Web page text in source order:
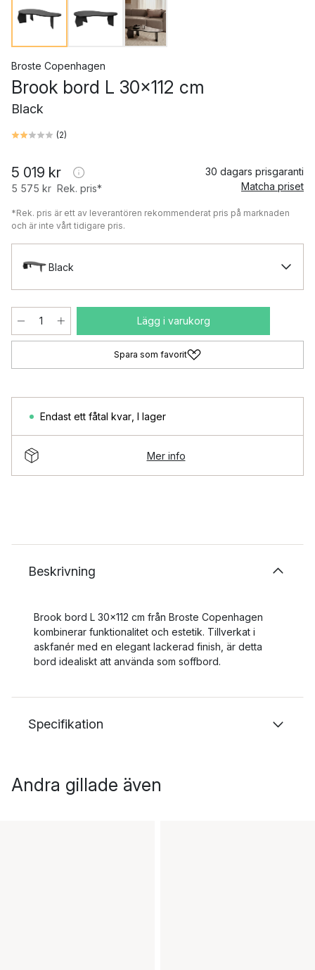
Broste Copenhagen
Brook bord L 30x112 cm
Black
(2)
5 019 kr
5 575 kr Rek. pris*
30 dagars prisgaranti
Matcha priset
*Rek. pris är ett av leverantören rekommenderat pris på marknaden
och är inte vårt tidigare pris.
Black
Lägg i varukorg
Spara som favorit
Endast ett fåtal kvar I lager
Mer info
Beskrivning
Brook bord L 30x112 cm från Broste Copenhagen
kombinerar funktionalitet och estetik. Tillverkat i
askfanér med en elegant lackerad finish, är detta
bord idealiskt att använda som soffbord.
Specifikation
Andra gillade även